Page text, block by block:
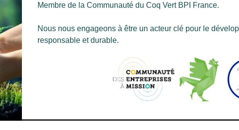
Membre de la Communauté du Coq Vert BPI France.
Nous nous engageons à être un acteur clé pour le
responsable et durable.